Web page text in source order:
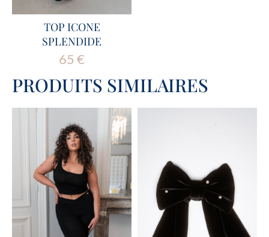
TOP ICONE
SPLENDIDE
65 €
PRODUITS SIMILAIRES